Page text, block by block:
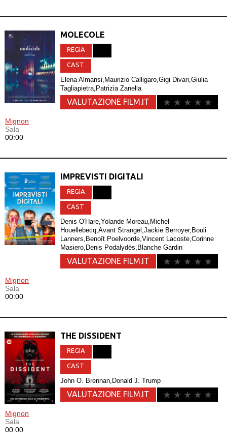
MOLECOLE
REGIA
CAST
Elena Almansi,Maurizio Calligaro,Gigi Divari,Giulia
Tagliapietra,Patrizia Zanella
VALUTAZIONE FILM.IT
Mignon
Sala
00:00
IMPREVISTI DIGITALI
REGIA
CAST
Denis O'Hare,Yolande Moreau,Michel
Houellebecq,Avant Strangel,Jackie Berroyer,Bouli
Lanners,Benoît Poelvoorde,Vincent Lacoste,Corinne
Masiero,Denis Podalydès,Blanche Gardin
VALUTAZIONE FILM.IT
Mignon
Sala
00:00
THE DISSIDENT
REGIA
CAST
John O. Brennan,Donald J. Trump
VALUTAZIONE FILM.IT
Mignon
Sala
00:00